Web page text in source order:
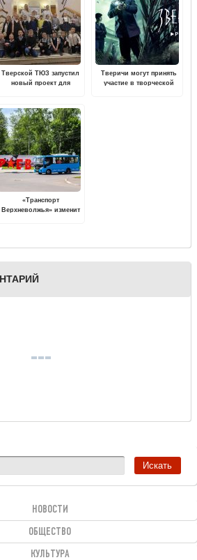
Тверской ТЮЗ запустил
новый проект для
Тверичи могут принять
участие в творческой
«Транспорт
Верхневолжья» изменит
Зубцове и Ржеве
НОВОСТИ
ОБЩЕСТВО
КУЛЬТУРА